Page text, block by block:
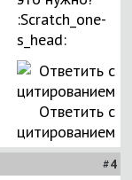
:Scratch_one-
s_head:
Ответить с
цитированием
#4